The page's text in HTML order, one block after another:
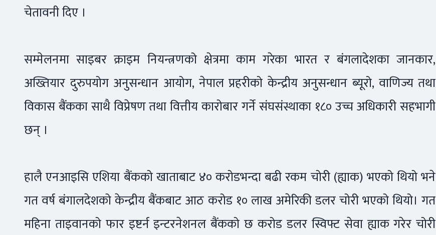
चेतावनी दिए ।
सम्मेलनमा साइबर क्राइम नियन्त्रणको क्षेत्रमा काम गरेका भारत र बंगलादेशका जानकार,
अख्तियार दुरुपयोग अनुसन्धान आयोग, नेपाल प्रहरीको केन्द्रीय अनुसन्धान ब्यूरो, वाणिज्य तथा
विकास बैंकका साथै विप्रेषण तथा वित्तीय कारोबार गर्ने संघसंस्थाका १८० उच्च अधिकारी सहभागी
छन् ।
हालै एनआइसि एशिया बैंकको खाताबाट ४० करोडभन्दा बढी रकम चोरी (ह्याक) भएको थियो भने
गत वर्ष बंगालदेशको केन्द्रीय बैंकबाट आठ करोड १० लाख अमेरिकी डलर चोरी भएको थियो। गत
महिना ताइवानको फार इष्टर्न इन्टरनेशनल बैंकको छ करोड डलर स्विफ्ट सेवा ह्याक गरेर चोरी